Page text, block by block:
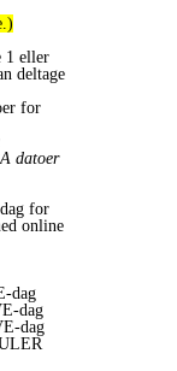
1 eller
deltage
for
datoer
for
online
dag
dag
dag